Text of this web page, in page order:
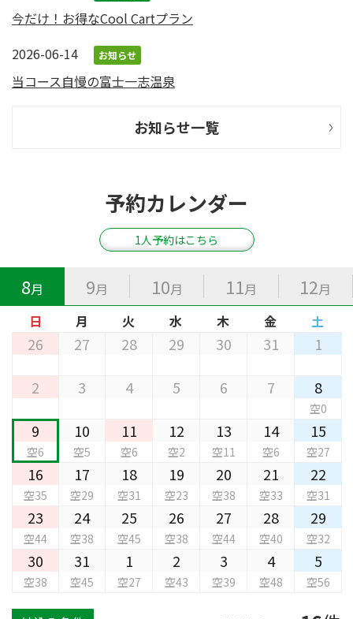
今だけ！お得なCool Cartプラン
2026-06-14
お知らせ
当コース自慢の富士一志温泉
お知らせ一覧
予約カレンダー
1人予約はこちら
8月 9月 10月 11月 12月
日
月 火 水 木 金 土
26 27 28 29 30 31 1
2 3 4 5 6 7 8
空0
9
空6
10
空5
11
空6
12
空2
13
空11
14
空6
15
空27
16
空35
17
空29
18
空31
19
空23
20
空38
21
空33
22
空31
23
空44
24
空38
25
空45
26
空38
27
空44
28
空40
29
空32
30
空38
31
空45
1
空27
2
空43
3
空39
4
空48
5
空56